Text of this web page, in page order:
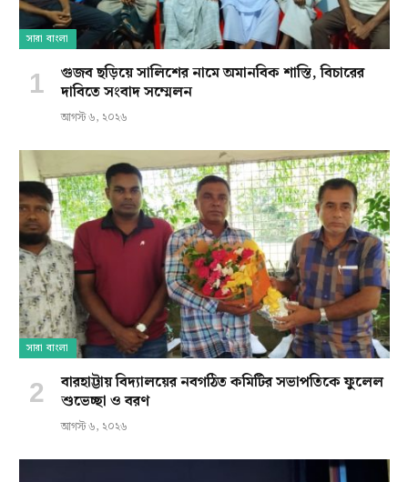
সারা বাংলা
গুজব ছড়িয়ে সালিশের নামে অমানবিক শাস্তি, বিচারের
দাবিতে সংবাদ সম্মেলন
আগস্ট ৬, ২০২৬
সারা বাংলা
বারহাট্টায় বিদ্যালয়ের নবগঠিত কমিটির সভাপতিকে ফুলেল
শুভেচ্ছা ও বরণ
আগস্ট ৬, ২০২৬